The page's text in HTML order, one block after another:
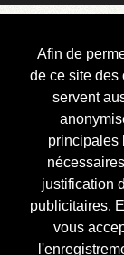
Afin de
de ce site des
servent
principales
justification
publicitaires.
vous
Blog
Bienvenue
Réalisations
Divers (et d’été)
Annonces